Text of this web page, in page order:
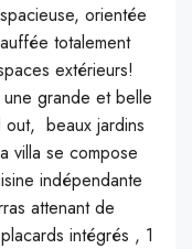
orientée
totalement
extérieurs!
grande et belle
out, beaux jardins
villa se compose
indépendante
attenant de
intégrés , 1